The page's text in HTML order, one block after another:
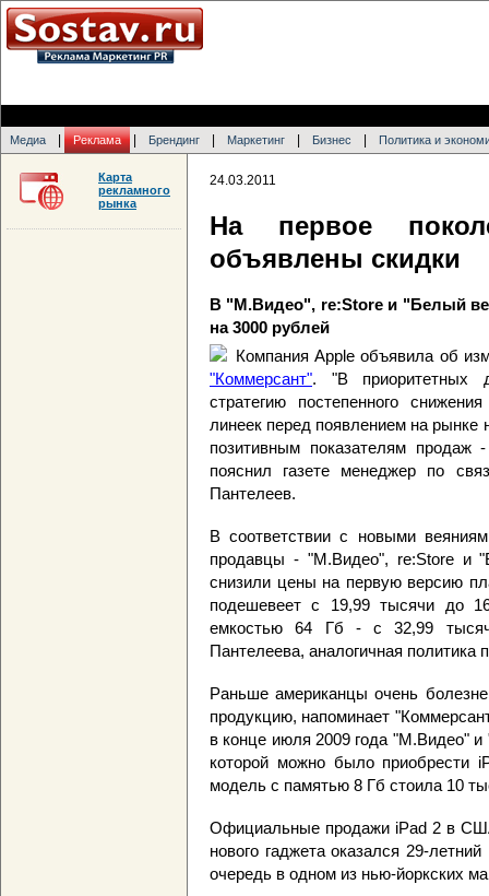
Медиа Реклама Брендинг Маркетинг Бизнес Политика и
24.03.2011
На первое
объявлены скидки
В "М.Видео", re:Store и "Белый
на 3000 рублей
Компания Apple объявила об
"Коммерсант". "В приоритетных
стратегию постепенного
линеек перед появлением на рынке
позитивным показателям
пояснил газете менеджер по
Пантелеев.
В соответствии с новыми
продавцы - "М.Видео", re:Store и
снизили цены на первую версию
подешевеет с 19,99 тысячи до
емкостью 64 Гб - с 32,99
Пантелеева, аналогичная политика
Раньше американцы очень
продукцию, напоминает
в конце июля 2009 года "М.Видео"
которой можно было приобрести
модель с памятью 8 Гб стоила 10
Официальные продажи iPad 2 в
нового гаджета оказался 29-
очередь в одном из нью-йоркских
Карта
рекламного
рынка